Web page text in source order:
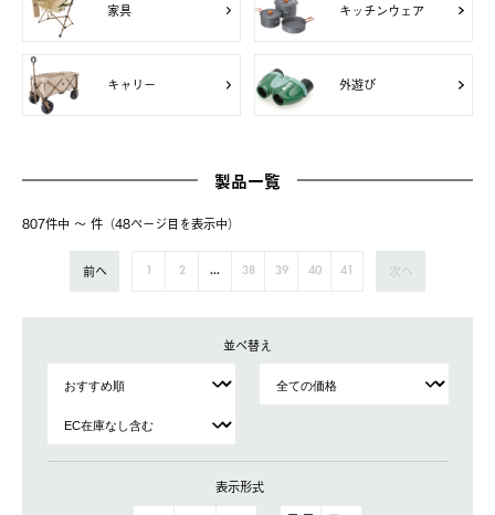
家具 キッチンウェア
キャリー 外遊び
製品一覧
807件中 〜 件（48ページ⽬を表⽰中）
前へ 2 ... 38 39 40 41 次へ
並べ替え
表示形式